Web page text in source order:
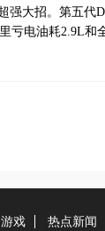
强大招。第五代
里亏电油耗2.9L
游戏 热点新闻